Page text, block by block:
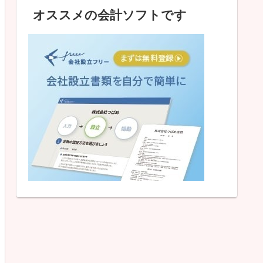
オススメの会計ソフトです